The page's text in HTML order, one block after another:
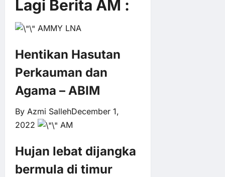
Lagi Berita AM :
AMMY LNA
Hentikan Hasutan
Perkauman dan
Agama – ABIM
By Azmi SallehDecember 1,
2022
AM
Hujan lebat dijangka
bermula di timur